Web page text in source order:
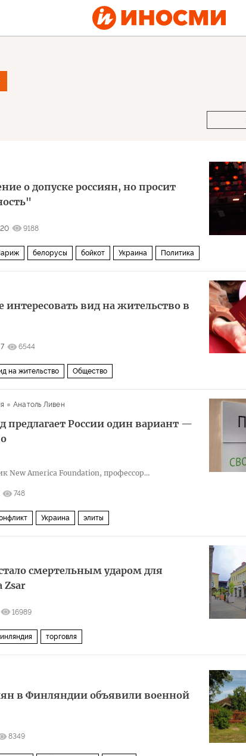
о допуске россиян, но просит
20 9188
белорусы бойкот Украина Политика
интересовать вид на жительство в
7 6544
на жительство Общество
Анатоль Ливен
предлагает России один вариант —
New America Foundation, профессор
748
Украина элиты
смертельным ударом для
Zsar
16989
торговля
в Финляндии объявили военной
8349